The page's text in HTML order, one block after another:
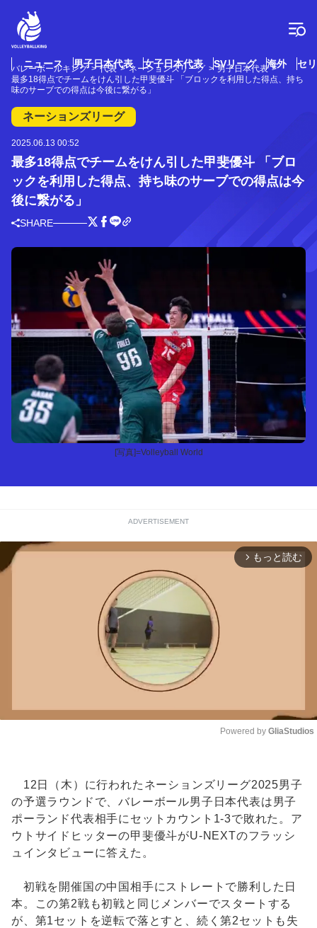
ニュース 男子日本代表 女子日本代表 SVリーグ 海外 セ
バレーボールキング 代表 ネーションズリーグ
男子日本代表
最多18得点でチームをけん引した甲斐優斗 「ブロックを利用した得点、持ち
味のサーブでの得点は今後に繋がる」
ネーションズリーグ
2025.06.13 00:52
最多18得点でチームをけん引した甲斐優斗 「ブロ
ックを利用した得点、持ち味のサーブでの得点は今
後に繋がる」
SHARE
[写真]=Volleyball World
ADVERTISEMENT
arrow_forward_ios もっと読む
Powered by GliaStudios
12日（木）に行われたネーションズリーグ2025男子
の予選ラウンドで、バレーボール男子日本代表は男子
ポーランド代表相手にセットカウント1-3で敗れた。ア
ウトサイドヒッターの甲斐優斗がU-NEXTのフラッシ
ュインタビューに答えた。
初戦を開催国の中国相手にストレートで勝利した日
本。この第2戦も初戦と同じメンバーでスタートする
が、第1セットを逆転で落とすと、続く第2セットも失